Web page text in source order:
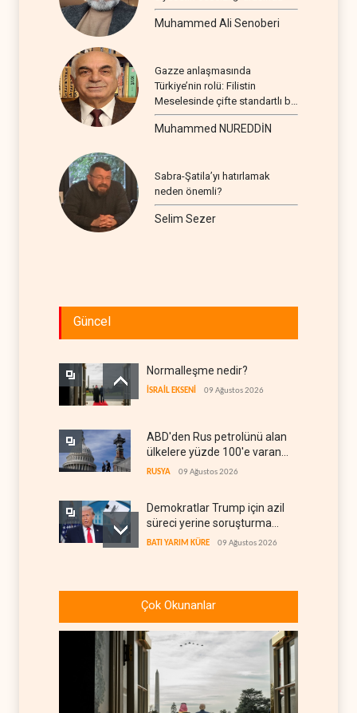
Muhammed Ali Senoberi
Gazze anlaşmasında
Türkiye’nin rolü: Filistin
Meselesinde çifte standartlı bir
seyir
Muhammed NUREDDİN
Sabra-Şatila’yı hatırlamak
neden önemli?
Selim Sezer
Güncel
Normalleşme nedir?
İSRAİL EKSENİ 09 Ağustos 2026
ABD'den Rus petrolünü alan
ülkelere yüzde 100'e varan
gümrük vergisi
RUSYA 09 Ağustos 2026
Demokratlar Trump için azil
süreci yerine soruşturma
hazırlıyor
BATI YARIM KÜRE 09 Ağustos 2026
Afrika'daki petrol
üreticilerine yaradı
Pentagon silah şirketlerine
BATI YARIM KÜRE 09 Ağustos 2026
Çok Okunanlar